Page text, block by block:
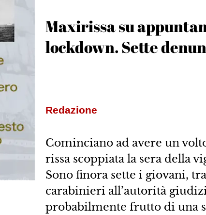
Maxirissa su
lockdown. Sette
Redazione
Cominciano ad avere un
rissa scoppiata la sera della
Sono finora sette i giovani,
carabinieri all’autorità
probabilmente frutto di una